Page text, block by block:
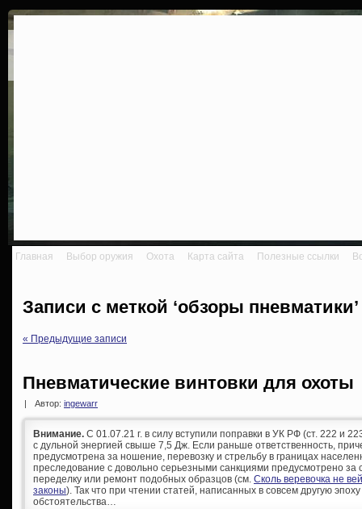
Главная Выбор оружия Охота Карта сайта Полезные ссылки
Записи с меткой ‘обзоры пневматики’
« Предыдущие записи
Пневматические винтовки для охоты
Автор: ingewarr
Внимание. С 01.07.21 г. в силу вступили поправки в УК РФ (ст. 222 и
с дульной энергией свыше 7,5 Дж. Если раньше ответственность,
предусмотрена за ношение, перевозку и стрельбу в границах
преследование с довольно серьезными санкциями предусмотрено за
переделку или ремонт подобных образцов (см. Сколь веревочка не
законы). Так что при чтении статей, написанных в совсем другую
обстоятельства…